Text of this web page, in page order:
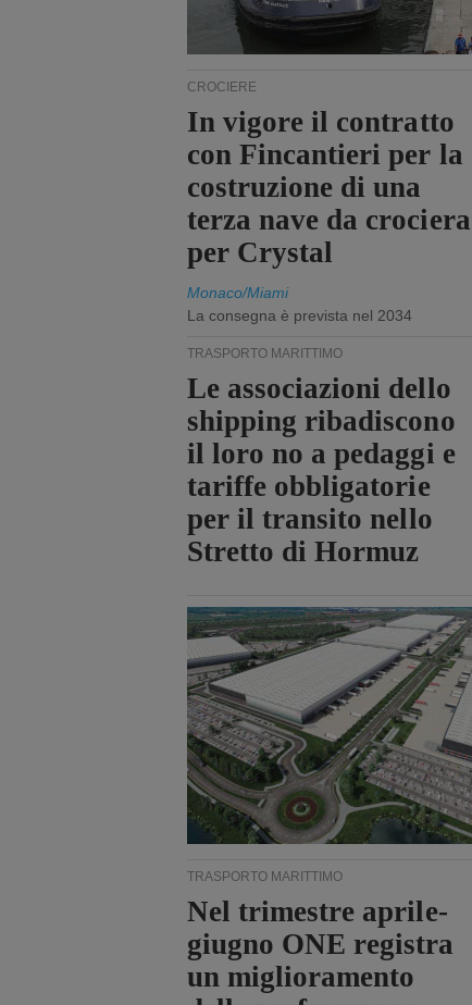
CROCIERE
In vigore il contratto
con Fincantieri per la
costruzione di una
terza nave da crociera
per Crystal
Monaco/Miami
La consegna è prevista nel 2034
TRASPORTO MARITTIMO
Le associazioni dello
shipping ribadiscono
il loro no a pedaggi e
tariffe obbligatorie
per il transito nello
Stretto di Hormuz
TRASPORTO MARITTIMO
Nel trimestre aprile-
giugno ONE registra
un miglioramento